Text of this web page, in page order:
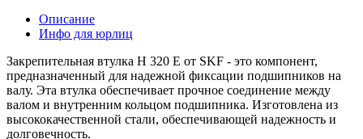
Описание
Инфо для юрлиц
Закрепительная втулка H 320 E от SKF - это компонент,
предназначенный для надежной фиксации подшипников на
валу. Эта втулка обеспечивает прочное соединение между
валом и внутренним кольцом подшипника. Изготовлена из
высококачественной стали, обеспечивающей надежность и
долговечность.